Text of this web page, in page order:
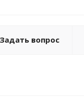
Задать вопрос